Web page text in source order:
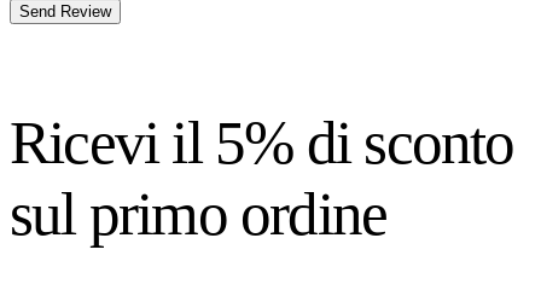
Send Review
Ricevi il 5% di sconto
sul primo ordine